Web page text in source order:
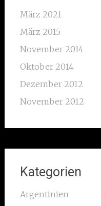
März 2021
März 2015
November 2014
Oktober 2014
Dezember 2012
November 2012
Kategorien
Argentinien